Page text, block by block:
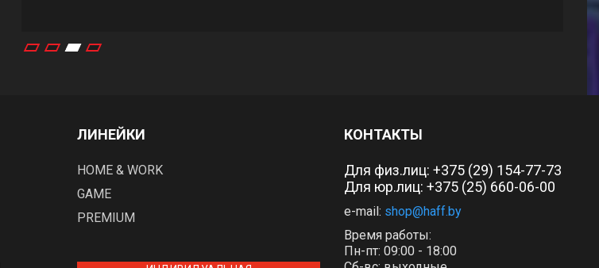
ЛИНЕЙКИ
HOME & WORK
GAME
PREMIUM
КОНТАКТЫ
Для физ.лиц: +375 (29) 154-77-73
Для юр.лиц: +375 (25) 660-06-00
e-mail: shop@haff.by
Время работы:
Пн-пт: 09:00 - 18:00